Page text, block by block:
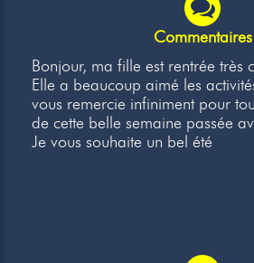
Commentaires
Bonjour, ma fille est rentrée très
Elle a beaucoup aimé les
vous remercie infiniment pour
de cette belle semaine passée
Je vous souhaite un bel été